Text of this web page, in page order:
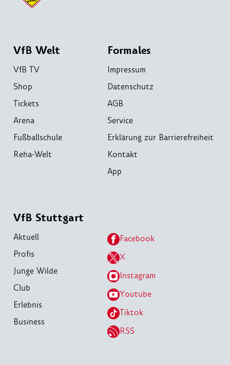
VfB Welt
VfB TV
Shop
Tickets
Arena
Fußballschule
Reha-Welt
Formales
Impressum
Datenschutz
AGB
Service
Erklärung zur Barrierefreiheit
Kontakt
App
VfB Stuttgart
Aktuell
Profis
Junge Wilde
Club
Erlebnis
Business
Facebook
X
Instagram
Youtube
Tiktok
RSS